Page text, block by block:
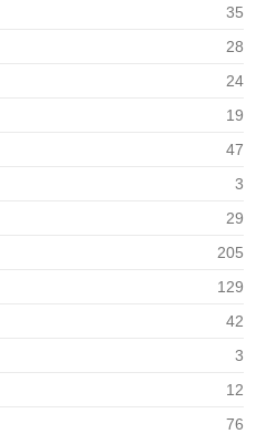
35
28
24
19
47
3
29
205
129
42
3
12
76